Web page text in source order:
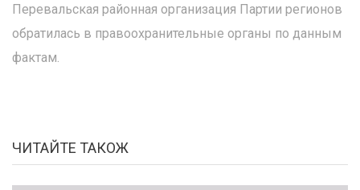
Перевальская районная организация Партии регионов
обратилась в правоохранительные органы по данным
фактам.
ЧИТАЙТЕ ТАКОЖ